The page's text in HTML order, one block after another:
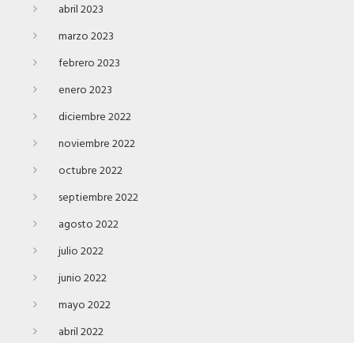
abril 2023
marzo 2023
febrero 2023
enero 2023
diciembre 2022
noviembre 2022
octubre 2022
septiembre 2022
agosto 2022
julio 2022
junio 2022
mayo 2022
abril 2022